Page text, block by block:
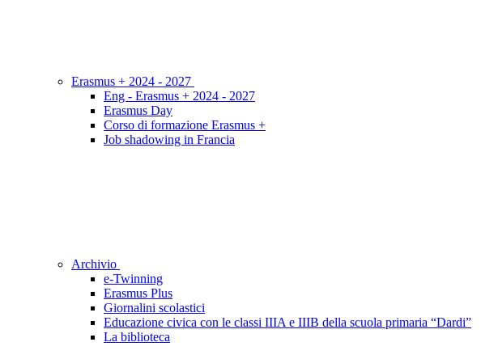
Erasmus + 2024 - 2027
Eng - Erasmus + 2024 - 2027
Erasmus Day
Corso di formazione Erasmus +
Job shadowing in Francia
Archivio
e-Twinning
Erasmus Plus
Giornalini scolastici
Educazione civica con le classi IIIA e IIIB della scuola primaria “Dardi”
La biblioteca